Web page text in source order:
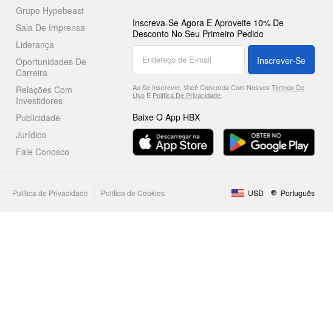
Grupo Hypebeast
Sala De Imprensa
Liderança
Oportunidades De
Carreira
Relações Com
Investidores
Publicidade
Jurídico
Fale Conosco
Inscreva-Se Agora E Aproveite 10% De
Desconto No Seu Primeiro Pedido
Inscrever-Se
Ao Se Inscrever, Você Concorda Com Nossos Termos De
UsoE Política De Privacidade.
Baixe O App HBX
Política de Privacidade Política de Cookies USD Português